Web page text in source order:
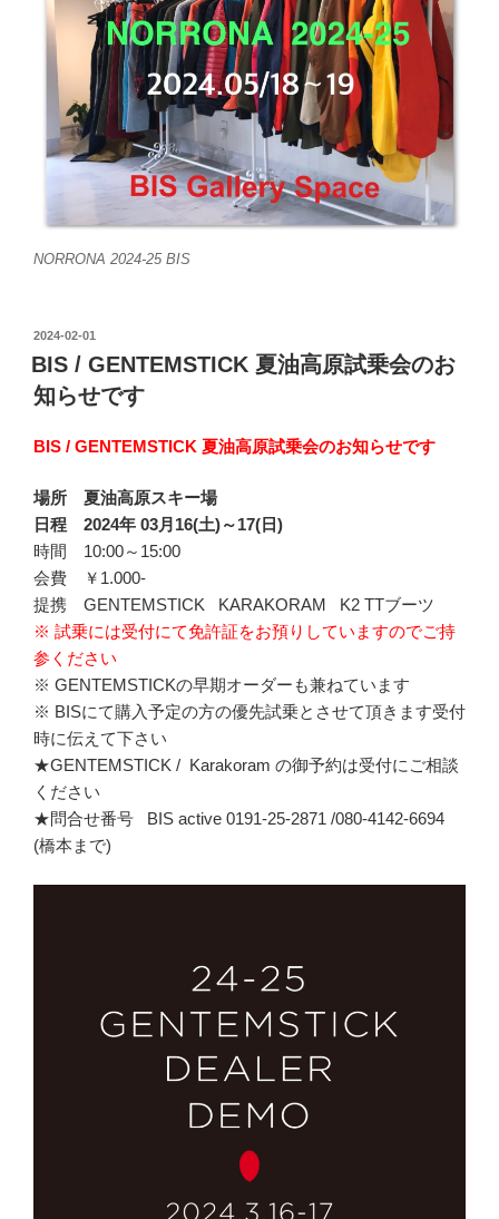
NORRONA 2024-25 BIS
投
稿
日:
2024-02-01
BIS / GENTEMSTICK 夏油高原試乗会のお
知らせです
BIS / GENTEMSTICK 夏油高原試乗会のお知らせです
場所 夏油高原スキー場
日程 2024年 03月 16(土)～17( 日)
時間 10:00～15:00
会費 ￥1.000-
提携 GENTEMSTICK KARAKORAM K2 TTブーツ
※ 試乗には受付にて免許証をお預りしていますのでご持
参ください
※ GENTEMSTICKの早期オーダーも兼ねています
※ BISにて購入予定の方の優先試乗とさせて頂きます受付
時に伝えて下さい
★GENTEMSTICK / Karakoram の御予約は受付にご相談
ください
★問合せ番号 BIS active 0191-25-2871 /080-4142-6694
(橋本まで)